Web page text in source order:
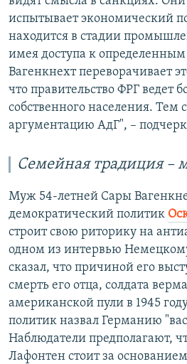
испытывает экономический
находится в стадии
имея доступа к
Вагенкнехт переворачивает
что правительство ФРГ ведет
собственного населения. Тем
аргументацию АдГ", –
Семейная традиция –
Муж 54-летней Сары
демократический политик
строит свою риторику на
одном из интервью
сказал, что причиной его
смерть его отца, солдата
американской пули в 1945
политик назвал Германию
Наблюдатели предполагают,
Лафонтен стоит за